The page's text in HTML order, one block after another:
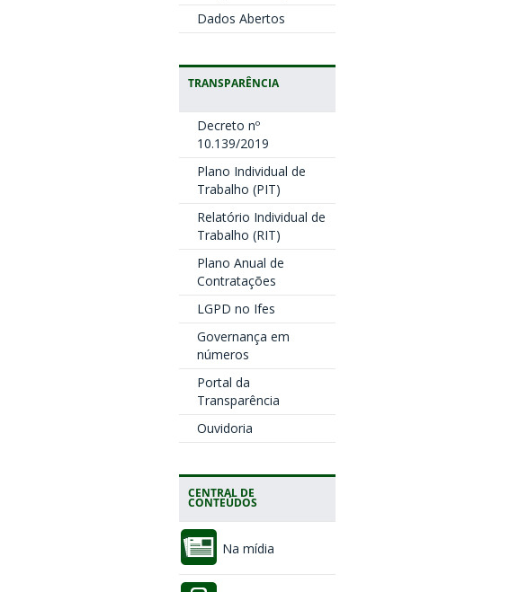
Dados Abertos
TRANSPARÊNCIA
Decreto nº
10.139/2019
Plano Individual de
Trabalho (PIT)
Relatório Individual de
Trabalho (RIT)
Plano Anual de
Contratações
LGPD no Ifes
Governança em
números
Portal da
Transparência
Ouvidoria
CENTRAL DE
CONTEÚDOS
Na mídia